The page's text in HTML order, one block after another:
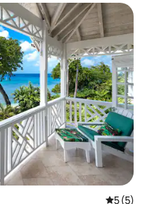
5 de
5 (5)